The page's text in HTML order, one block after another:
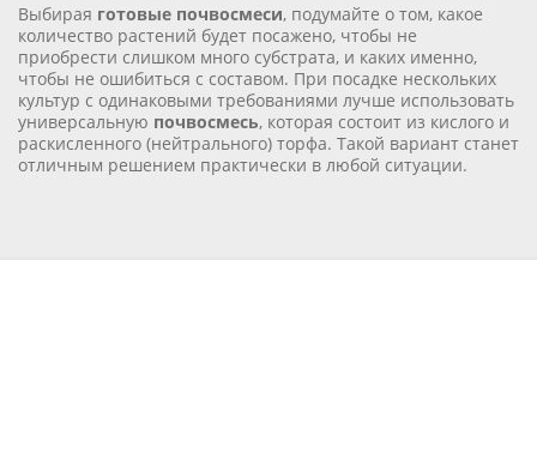
Выбирая готовые почвосмеси, подумайте о том, какое
количество растений будет посажено, чтобы не
приобрести слишком много субстрата, и каких именно,
чтобы не ошибиться с составом. При посадке нескольких
культур с одинаковыми требованиями лучше использовать
универсальную почвосмесь, которая состоит из кислого и
раскисленного (нейтрального) торфа. Такой вариант станет
отличным решением практически в любой ситуации.